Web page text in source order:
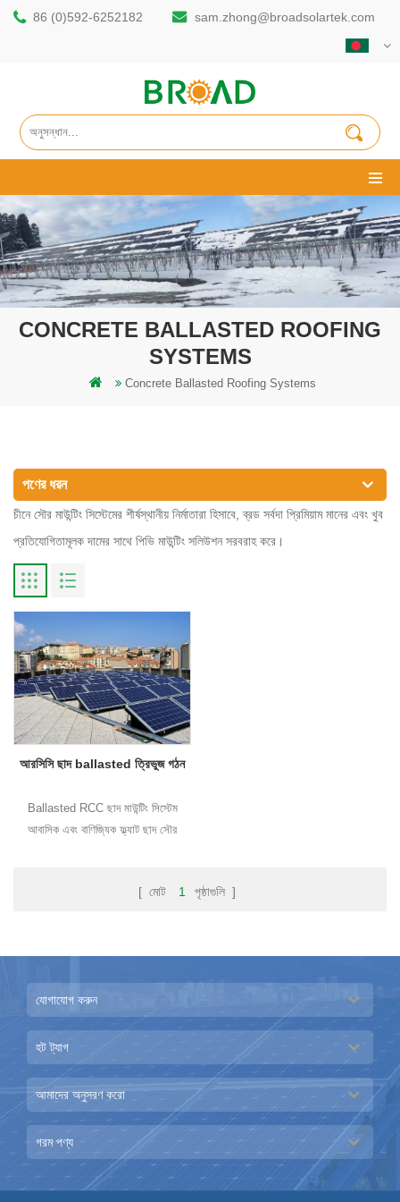
86 (0)592-6252182 sam.zhong@broadsolartek.com
CONCRETE BALLASTED ROOFING
SYSTEMS
Concrete Ballasted Roofing Systems
পণের ধরন
চীনে সৌর মাউন্টিং সিস্টেমের শীর্ষস্থানীয় নির্মাতারা হিসাবে, ব্রড সর্বদা প্রিমিয়াম মানের এবং খুব
প্রতিযোগিতামূলক দামের সাথে পিভি মাউন্টিং সলিউশন সরবরাহ করে।
আরসিসি ছাদ ballasted ত্রিভুজ গঠন
Ballasted RCC ছাদ মাউন্টিং সিস্টেম
আবাসিক এবং বাণিজ্যিক ফ্ল্যাট ছাদ সৌর
[ মোট 1 পৃষ্ঠাগুলি ]
যোগাযোগ করুন
হট ট্যাগ
আমাদের অনুসরণ করো
গরম পণ্য